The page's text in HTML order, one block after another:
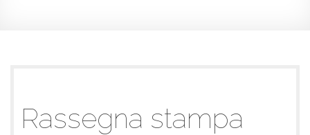
Rassegna stampa